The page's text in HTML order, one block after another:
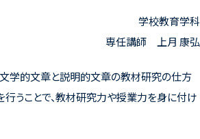
学校教育学科
専任講師 上月 康弘
文学的文章と説明的文章の教材研究の仕方
行うことで、教材研究力や授業力を身に付け